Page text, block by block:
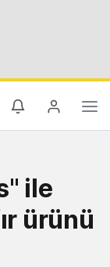
ile
ürünü